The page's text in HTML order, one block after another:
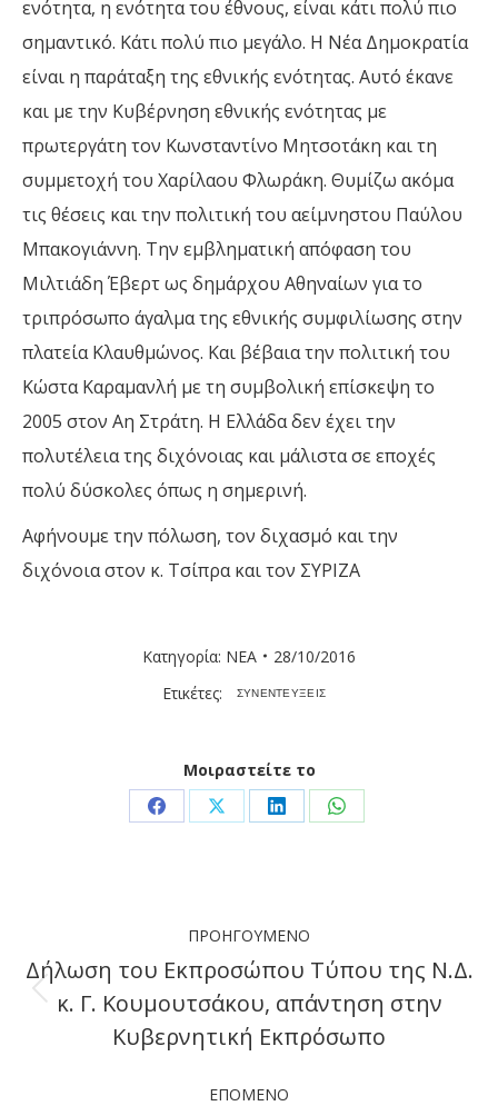
ενότητα, η ενότητα του έθνους, είναι κάτι πολύ πιο
σημαντικό. Κάτι πολύ πιο μεγάλο. Η Νέα Δημοκρατία
είναι η παράταξη της εθνικής ενότητας. Αυτό έκανε
και με την Κυβέρνηση εθνικής ενότητας με
πρωτεργάτη τον Κωνσταντίνο Μητσοτάκη και τη
συμμετοχή του Χαρίλαου Φλωράκη. Θυμίζω ακόμα
τις θέσεις και την πολιτική του αείμνηστου Παύλου
Μπακογιάννη. Την εμβληματική απόφαση του
Μιλτιάδη Έβερτ ως δημάρχου Αθηναίων για το
τριπρόσωπο άγαλμα της εθνικής συμφιλίωσης στην
πλατεία Κλαυθμώνος. Και βέβαια την πολιτική του
Κώστα Καραμανλή με τη συμβολική επίσκεψη το
2005 στον Αη Στράτη. Η Ελλάδα δεν έχει την
πολυτέλεια της διχόνοιας και μάλιστα σε εποχές
πολύ δύσκολες όπως η σημερινή.
Αφήνουμε την πόλωση, τον διχασμό και την
διχόνοια στον κ. Τσίπρα και τον ΣΥΡΙΖΑ
Κατηγορία: ΝΕΑ
28/10/2016
Ετικέτες:
ΣΥΝΕΝΤΕΥΞΕΙΣ
Μοιραστείτε το
Share Share Share Share
navigation
ΠΡΟΗΓΟΎΜΕΝΟ
Previous
post:
Δήλωση του Εκπροσώπου Τύπου της Ν.Δ.
κ. Γ. Κουμουτσάκου, απάντηση στην
Κυβερνητική Εκπρόσωπο
ΕΠΌΜΕΝΟ